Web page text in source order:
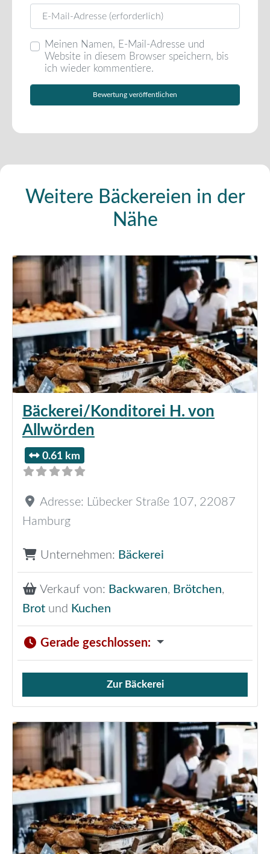
E-Mail
Meinen Namen, E-Mail-Adresse und
Website in diesem Browser speichern, bis
ich wieder kommentiere.
Weitere Bäckereien in der
Nähe
Bäckerei/Konditorei H. von
Allwörden
0.61 km
Adresse: Lübecker Straße 107, 22087
Hamburg
Unternehmen: Bäckerei
Verkauf von: Backwaren, Brötchen,
Brot und Kuchen
Gerade geschlossen:
Verkauf von Brötchen,
Zur Bäckerei